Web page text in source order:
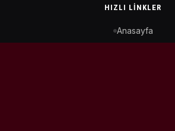
HIZLI LINKLER
Anasayfa